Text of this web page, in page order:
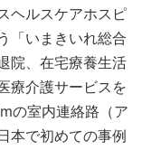
ヘルスケアホスピ
「いまきいれ総合
院、在宅療養生活
療介護サービスを
の室内連絡路（ア
本で初めての事例